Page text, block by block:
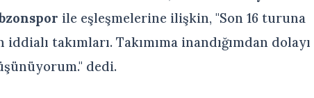
ile eşleşmelerine ilişkin, "Son 16 turuna
takımları. Takımıma inandığımdan dolayı
dedi.